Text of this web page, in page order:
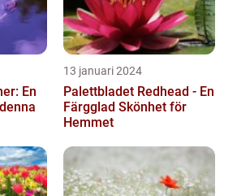
En
13 januari 2024
Palettbladet Redhead - En
Färgglad Skönhet för
Hemmet